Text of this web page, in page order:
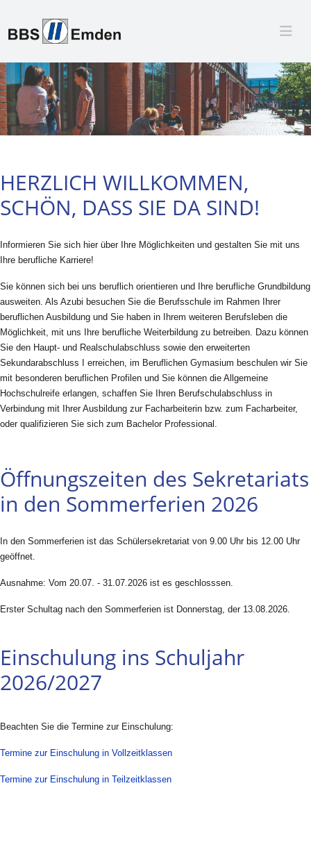
HERZLICH WILLKOMMEN,
SCHÖN, DASS SIE DA SIND!
Informieren Sie sich hier über Ihre Möglichkeiten und gestalten Sie mit uns
Ihre berufliche Karriere!
Sie können sich bei uns beruflich orientieren und Ihre berufliche Grundbildung
ausweiten. Als Azubi besuchen Sie die Berufsschule im Rahmen Ihrer
beruflichen Ausbildung und Sie haben in Ihrem weiteren Berufsleben die
Möglichkeit, mit uns Ihre berufliche Weiterbildung zu betreiben. Dazu können
Sie den Haupt- und Realschulabschluss sowie den erweiterten
Sekundarabschluss I erreichen, im Beruflichen Gymasium beschulen wir Sie
mit besonderen beruflichen Profilen und Sie können die Allgemeine
Hochschulreife erlangen, schaffen Sie Ihren Berufschulabschluss in
Verbindung mit Ihrer Ausbildung zur Facharbeiterin bzw. zum Facharbeiter,
oder qualifizieren Sie sich zum Bachelor Professional.
Öffnungszeiten des Sekretariats
in den Sommerferien 2026
In den Sommerferien ist das Schülersekretariat von 9.00 Uhr bis 12.00 Uhr
geöffnet.
Ausnahme: Vom 20.07. - 31.07.2026 ist es geschlosssen.
Erster Schultag nach den Sommerferien ist Donnerstag, der 13.08.2026.
Einschulung ins Schuljahr
2026/2027
Beachten Sie die Termine zur Einschulung:
Termine zur Einschulung in Vollzeitklassen
Termine zur Einschulung in Teilzeitklassen